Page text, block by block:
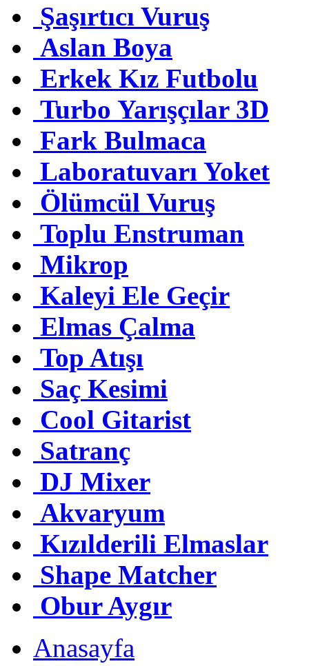
Şaşırtıcı Vuruş
Aslan Boya
Erkek Kız Futbolu
Turbo Yarışçılar 3D
Fark Bulmaca
Laboratuvarı Yoket
Ölümcül Vuruş
Toplu Enstruman
Mikrop
Kaleyi Ele Geçir
Elmas Çalma
Top Atışı
Saç Kesimi
Cool Gitarist
Satranç
DJ Mixer
Akvaryum
Kızılderili Elmaslar
Shape Matcher
Obur Aygır
Anasayfa